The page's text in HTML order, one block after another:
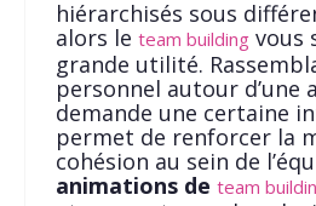
hiérarchisés sous
alors le team buildingvous
grande utilité.
personnel autour d’une
demande une certaine
permet de renforcer la
cohésion au sein de
animations de team